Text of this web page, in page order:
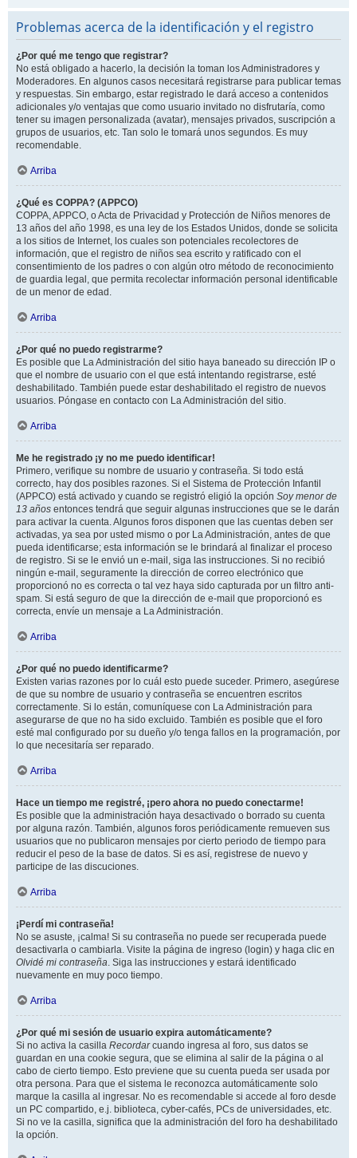
Problemas acerca de la identificación y el registro
¿Por qué me tengo que registrar?
No está obligado a hacerlo, la decisión la toman los Administradores y
Moderadores. En algunos casos necesitará registrarse para publicar temas
y respuestas. Sin embargo, estar registrado le dará acceso a contenidos
adicionales y/o ventajas que como usuario invitado no disfrutaría, como
tener su imagen personalizada (avatar), mensajes privados, suscripción a
grupos de usuarios, etc. Tan solo le tomará unos segundos. Es muy
recomendable.
Arriba
¿Qué es COPPA? (APPCO)
COPPA, APPCO, o Acta de Privacidad y Protección de Niños menores de
13 años del año 1998, es una ley de los Estados Unidos, donde se solicita
a los sitios de Internet, los cuales son potenciales recolectores de
información, que el registro de niños sea escrito y ratificado con el
consentimiento de los padres o con algún otro método de reconocimiento
de guardia legal, que permita recolectar información personal identificable
de un menor de edad.
Arriba
¿Por qué no puedo registrarme?
Es posible que La Administración del sitio haya baneado su dirección IP o
que el nombre de usuario con el que está intentando registrarse, esté
deshabilitado. También puede estar deshabilitado el registro de nuevos
usuarios. Póngase en contacto con La Administración del sitio.
Arriba
Me he registrado ¡y no me puedo identificar!
Primero, verifique su nombre de usuario y contraseña. Si todo está
correcto, hay dos posibles razones. Si el Sistema de Protección Infantil
(APPCO) está activado y cuando se registró eligió la opción Soy menor de
13 años entonces tendrá que seguir algunas instrucciones que se le darán
para activar la cuenta. Algunos foros disponen que las cuentas deben ser
activadas, ya sea por usted mismo o por La Administración, antes de que
pueda identificarse; esta información se le brindará al finalizar el proceso
de registro. Si se le envió un e-mail, siga las instrucciones. Si no recibió
ningún e-mail, seguramente la dirección de correo electrónico que
proporcionó no es correcta o tal vez haya sido capturada por un filtro anti-
spam. Si está seguro de que la dirección de e-mail que proporcionó es
correcta, envíe un mensaje a La Administración.
Arriba
¿Por qué no puedo identificarme?
Existen varias razones por lo cuál esto puede suceder. Primero, asegúrese
de que su nombre de usuario y contraseña se encuentren escritos
correctamente. Si lo están, comuníquese con La Administración para
asegurarse de que no ha sido excluido. También es posible que el foro
esté mal configurado por su dueño y/o tenga fallos en la programación, por
lo que necesitaría ser reparado.
Arriba
Hace un tiempo me registré, ¡pero ahora no puedo conectarme!
Es posible que la administración haya desactivado o borrado su cuenta
por alguna razón. También, algunos foros periódicamente remueven sus
usuarios que no publicaron mensajes por cierto periodo de tiempo para
reducir el peso de la base de datos. Si es así, registrese de nuevo y
participe de las discuciones.
Arriba
¡Perdí mi contraseña!
No se asuste, ¡calma! Si su contraseña no puede ser recuperada puede
desactivarla o cambiarla. Visite la página de ingreso (login) y haga clic en
Olvidé mi contraseña. Siga las instrucciones y estará identificado
nuevamente en muy poco tiempo.
Arriba
¿Por qué mi sesión de usuario expira automáticamente?
Si no activa la casilla Recordarcuando ingresa al foro, sus datos se
guardan en una cookie segura, que se elimina al salir de la página o al
cabo de cierto tiempo. Esto previene que su cuenta pueda ser usada por
otra persona. Para que el sistema le reconozca automáticamente solo
marque la casilla al ingresar. No es recomendable si accede al foro desde
un PC compartido, e.j. biblioteca, cyber-cafés, PCs de universidades, etc.
Si no ve la casilla, significa que la administración del foro ha deshabilitado
la opción.